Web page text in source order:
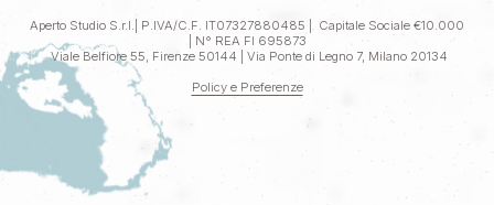
Aperto Studio S.r.l.| P.IVA/C.F. IT07327880485 | Capitale Sociale €10.000
| N° REA FI 695873
Viale Belfiore 55, Firenze 50144 | Via Ponte di Legno 7, Milano 20134
Policy e Preferenze